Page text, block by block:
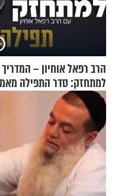
הרב רפאל אוחיון – המדריך
למתחזק: סדר התפילה
הקורבנות ועד קריאת שמע